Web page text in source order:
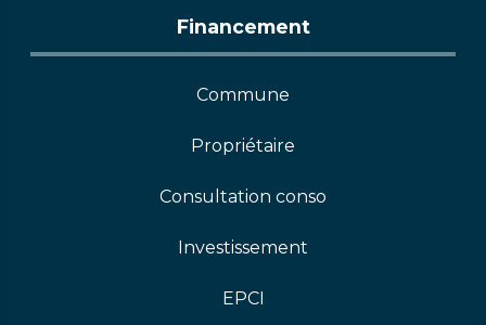
Financement
Commune
Propriétaire
Consultation conso
Investissement
EPCI